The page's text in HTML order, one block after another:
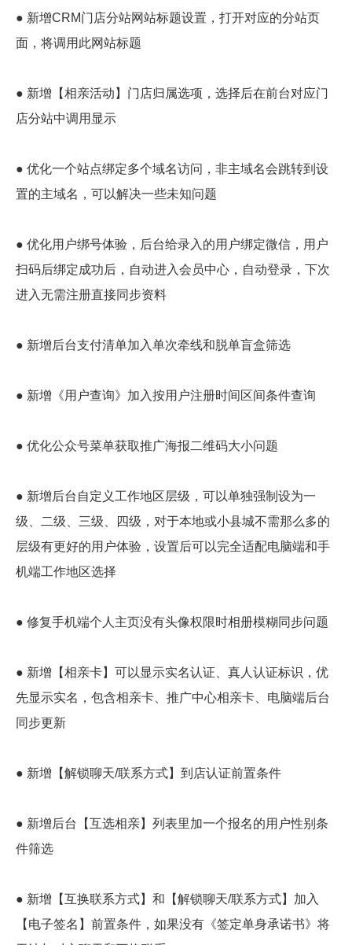
● 新增CRM门店分站网站标题设置，打开对应的分站页
面，将调用此网站标题
● 新增【相亲活动】门店归属选项，选择后在前台对应门
店分站中调用显示
● 优化一个站点绑定多个域名访问，非主域名会跳转到设
置的主域名，可以解决一些未知问题
● 优化用户绑号体验，后台给录入的用户绑定微信，用户
扫码后绑定成功后，自动进入会员中心，自动登录，下次
进入无需注册直接同步资料
● 新增后台支付清单加入单次牵线和脱单盲盒筛选
● 新增《用户查询》加入按用户注册时间区间条件查询
● 优化公众号菜单获取推广海报二维码大小问题
● 新增后台自定义工作地区层级，可以单独强制设为一
级、二级、三级、四级，对于本地或小县城不需那么多的
层级有更好的用户体验，设置后可以完全适配电脑端和手
机端工作地区选择
● 修复手机端个人主页没有头像权限时相册模糊同步问题
● 新增【相亲卡】可以显示实名认证、真人认证标识，优
先显示实名，包含相亲卡、推广中心相亲卡、电脑端后台
同步更新
● 新增【解锁聊天/联系方式】到店认证前置条件
● 新增后台【互选相亲】列表里加一个报名的用户性别条
件筛选
● 新增【互换联系方式】和【解锁聊天/联系方式】加入
【电子签名】前置条件，如果没有《签定单身承诺书》将